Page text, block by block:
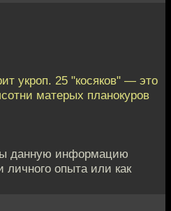
укроп. 25 "косяков" — это
матерых планокуров
данную информацию
личного опыта или как